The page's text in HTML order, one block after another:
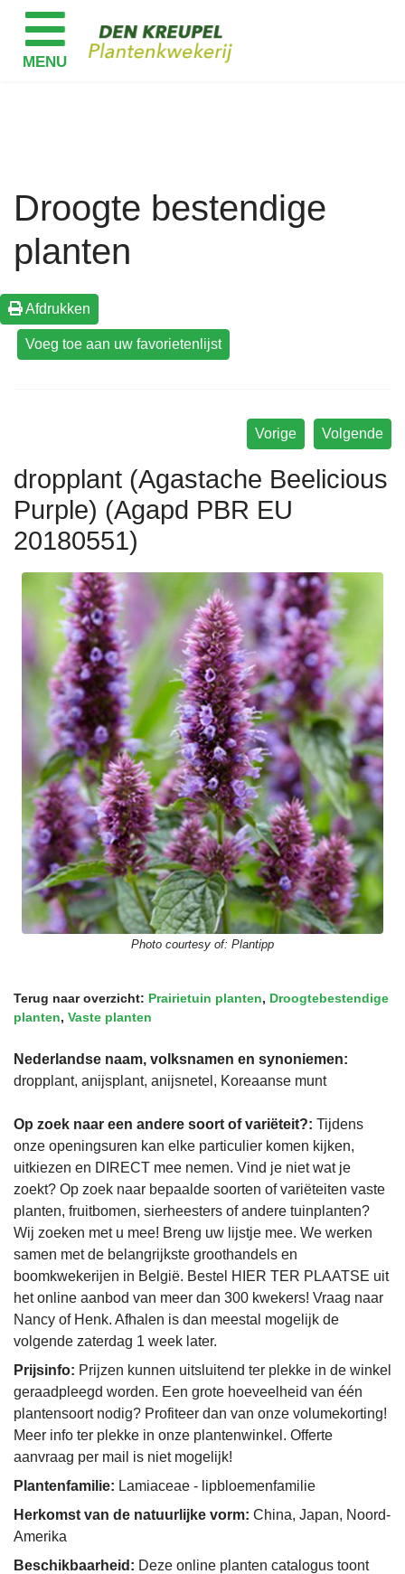
Droogte bestendige
planten
Afdrukken
Volgende
Vorige
dropplant (Agastache Beelicious
Purple) (Agapd PBR EU
20180551)
Photo courtesy of: Plantipp
Terug naar overzicht: Prairietuin planten, Droogtebestendige
planten, Vaste planten
Nederlandse naam, volksnamen en synoniemen:
dropplant, anijsplant, anijsnetel, Koreaanse munt
Op zoek naar een andere soort of variëteit?: Tijdens
onze openingsuren kan elke particulier komen kijken,
uitkiezen en DIRECT mee nemen. Vind je niet wat je
zoekt? Op zoek naar bepaalde soorten of variëteiten vaste
planten, fruitbomen, sierheesters of andere tuinplanten?
Wij zoeken met u mee! Breng uw lijstje mee. We werken
samen met de belangrijkste groothandels en
boomkwekerijen in België. Bestel HIER TER PLAATSE uit
het online aanbod van meer dan 300 kwekers! Vraag naar
Nancy of Henk. Afhalen is dan meestal mogelijk de
volgende zaterdag 1 week later.
Prijsinfo: Prijzen kunnen uitsluitend ter plekke in de winkel
geraadpleegd worden. Een grote hoeveelheid van één
plantensoort nodig? Profiteer dan van onze volumekorting!
Meer info ter plekke in onze plantenwinkel. Offerte
aanvraag per mail is niet mogelijk!
Plantenfamilie: Lamiaceae - lipbloemenfamilie
Herkomst van de natuurlijke vorm: China, Japan, Noord-
Amerika
Beschikbaarheid: Deze online planten catalogus toont